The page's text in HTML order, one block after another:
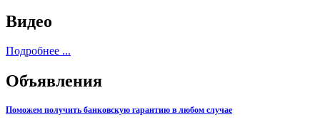
Видео
Подробнее ...
Объявления
Поможем получить банковскую гарантию в любом случае